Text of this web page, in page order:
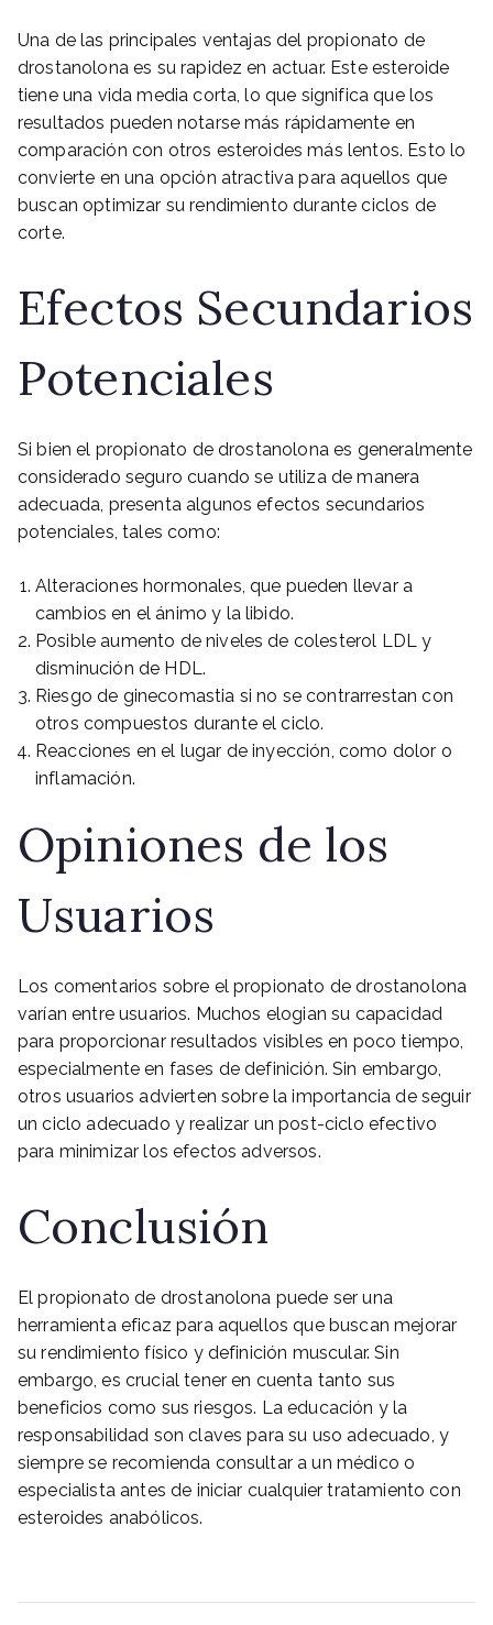
Una de las principales ventajas del propionato de
drostanolona es su rapidez en actuar. Este esteroide
tiene una vida media corta, lo que significa que los
resultados pueden notarse más rápidamente en
comparación con otros esteroides más lentos. Esto lo
convierte en una opción atractiva para aquellos que
buscan optimizar su rendimiento durante ciclos de
corte.
Efectos Secundarios
Potenciales
Si bien el propionato de drostanolona es generalmente
considerado seguro cuando se utiliza de manera
adecuada, presenta algunos efectos secundarios
potenciales, tales como:
Alteraciones hormonales, que pueden llevar a
cambios en el ánimo y la libido.
Posible aumento de niveles de colesterol LDL y
disminución de HDL.
Riesgo de ginecomastia si no se contrarrestan con
otros compuestos durante el ciclo.
Reacciones en el lugar de inyección, como dolor o
inflamación.
Opiniones de los
Usuarios
Los comentarios sobre el propionato de drostanolona
varían entre usuarios. Muchos elogian su capacidad
para proporcionar resultados visibles en poco tiempo,
especialmente en fases de definición. Sin embargo,
otros usuarios advierten sobre la importancia de seguir
un ciclo adecuado y realizar un post-ciclo efectivo
para minimizar los efectos adversos.
Conclusión
El propionato de drostanolona puede ser una
herramienta eficaz para aquellos que buscan mejorar
su rendimiento físico y definición muscular. Sin
embargo, es crucial tener en cuenta tanto sus
beneficios como sus riesgos. La educación y la
responsabilidad son claves para su uso adecuado, y
siempre se recomienda consultar a un médico o
especialista antes de iniciar cualquier tratamiento con
esteroides anabólicos.